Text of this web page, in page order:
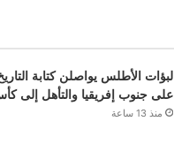
لبؤات الأطلس يواصلن كتابة
على جنوب إفريقيا والتأهل إلى
منذ 13 ساعة